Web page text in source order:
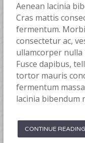
Aenean lacinia
Cras mattis
fermentum.
consectetur ac,
ullamcorper
Fusce dapibus,
tortor mauris
fermentum
lacinia bibendum
CONTINUE